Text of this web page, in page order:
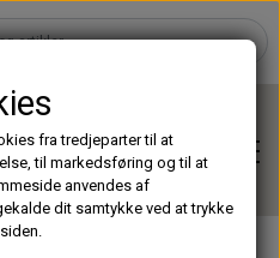
fra tredjeparter til at
til markedsføring og til at
anvendes af
dit samtykke ved at trykke